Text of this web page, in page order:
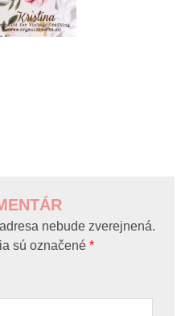
nebude zverejnená.
sú označené*